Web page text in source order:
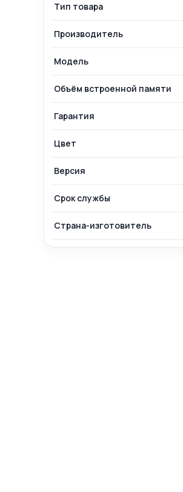
Тип товара
Производитель
Модель
Объём встроенной памяти
Гарантия
Цвет
Версия
Срок службы
Страна-изготовитель